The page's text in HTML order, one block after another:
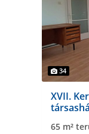
34
XVII.
65 m²